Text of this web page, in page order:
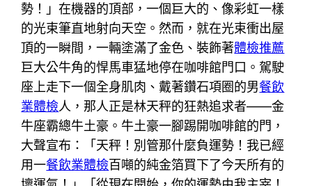
勢！」在機器的頂部，一個巨大的、像彩虹一樣
的光束筆直地射向天空。然而，就在光束衝出屋
頂的一瞬間，一輛塗滿了金色、裝飾著體檢推薦
巨大公牛角的悍馬車猛地停在咖啡館門口。駕駛
座上走下一個全身肌肉、戴著鑽石項圈的男餐飲
業體檢人，那人正是林天秤的狂熱追求者——金
牛座霸總牛土豪。牛土豪一腳踢開咖啡館的門，
大聲宣布：「天秤！別管那什麼負運勢！我已經
用一餐飲業體檢百噸的純金箔買下了今天所有的